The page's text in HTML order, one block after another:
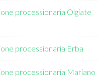
processionaria Olgiate
processionaria Erba
processionaria Mariano